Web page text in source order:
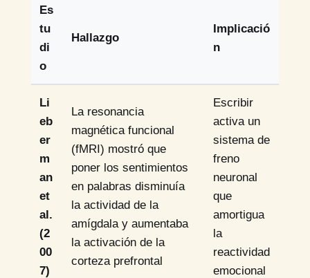
Es
tu
di
o
Hallazgo
Implicació
n
Li
eb
er
m
an
et
al.
(2
00
7)
La resonancia
magnética funcional
(fMRI) mostró que
poner los sentimientos
en palabras disminuía
la actividad de la
amígdala y aumentaba
la activación de la
corteza prefrontal
Escribir
activa un
sistema de
freno
neuronal
que
amortigua
la
reactividad
emocional